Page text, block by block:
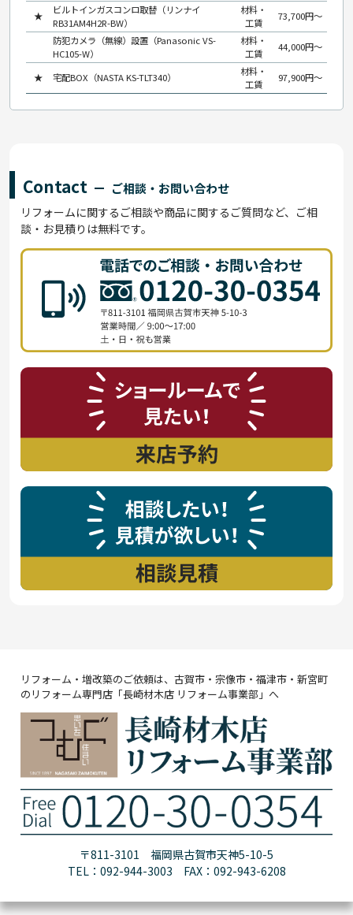
★
ビルトインガスコンロ取替（リンナイ
RB31AM4H2R-BW）
材料・
工賃
73,700円〜
防犯カメラ（無線）設置（Panasonic VS-
HC105-W）
材料・
工賃
44,000円〜
★ 宅配BOX（NASTA KS-TLT340）
材料・
工賃
97,900円〜
Contact ご相談・お問い合わせ
リフォームに関するご相談や商品に関するご質問など、ご相
談・お見積りは無料です。
リフォーム・増改築のご依頼は、古賀市・宗像市・福津市・新宮町
のリフォーム専門店「長崎材木店 リフォーム事業部」へ
〒811-3101 福岡県古賀市天神5-10-5
TEL：092-944-3003 FAX：092-943-6208